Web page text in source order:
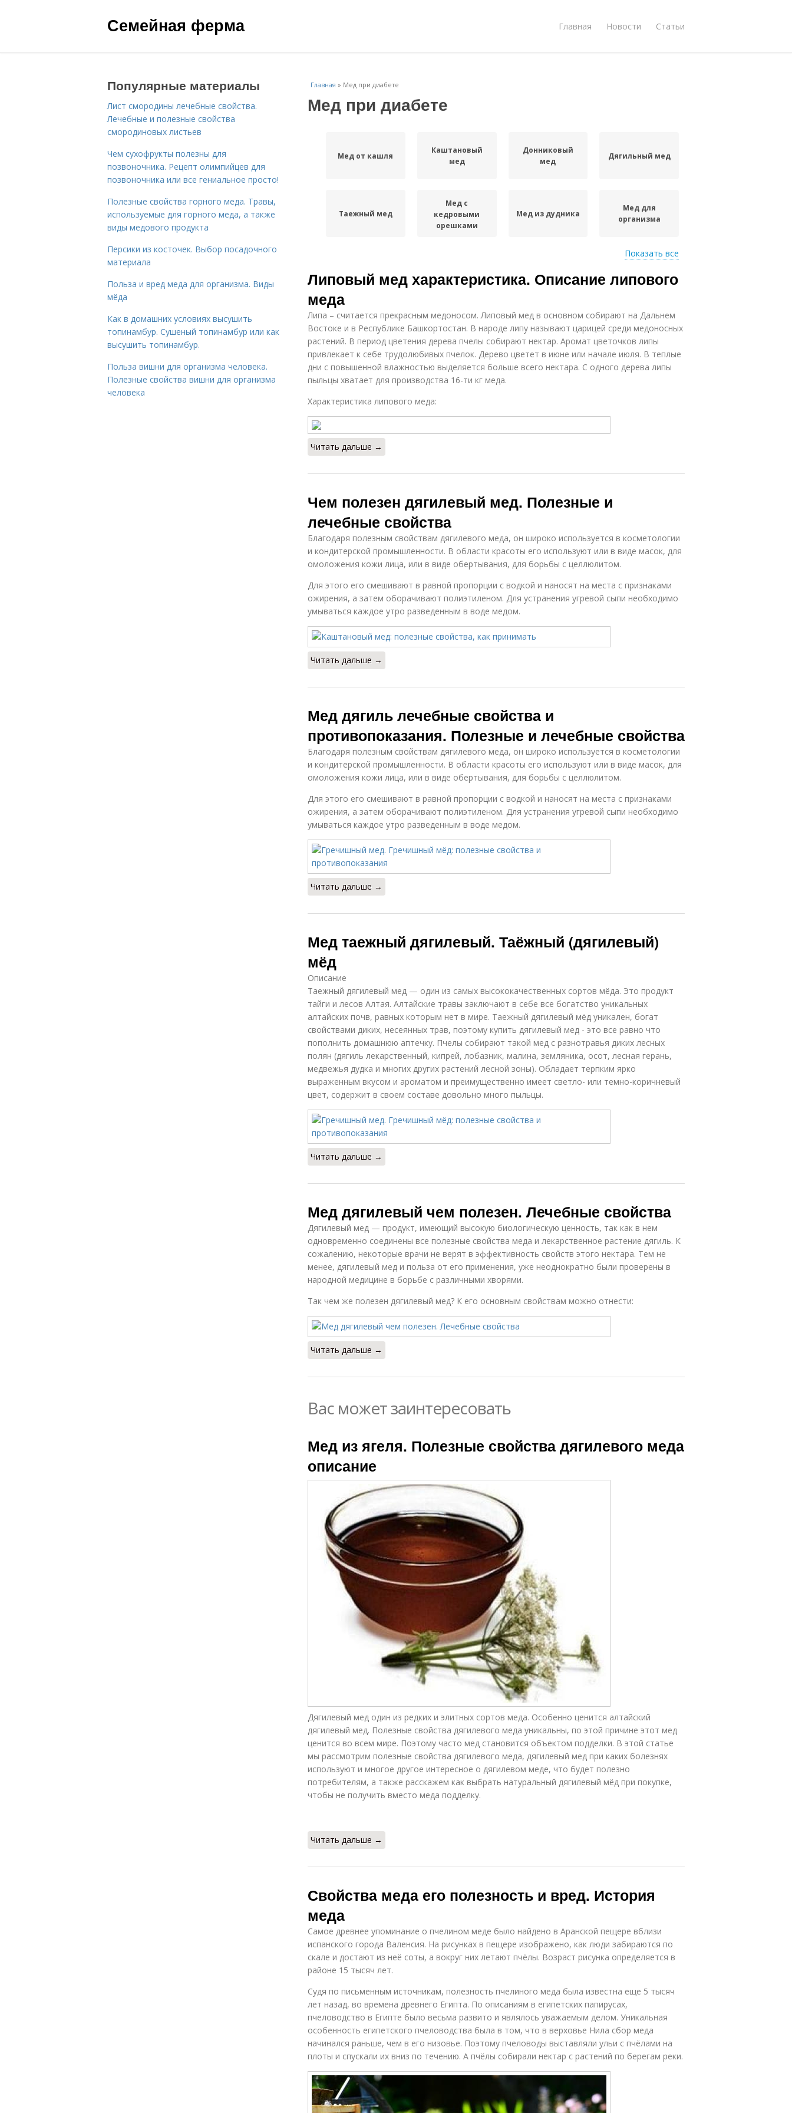
Семейная ферма Главная Новости Статьи
Главная » Мед при диабете
Мед при диабете
Мед от кашля
Каштановый
мед
Донниковый
мед
Дягильный мед
Таежный мед
Мед с
кедровыми
орешками
Мед из дудника
Мед для
организма
Показать все
Липовый мед характеристика. Описание липового
меда
Липа – считается прекрасным медоносом. Липовый мед в основном собирают на Дальнем
Востоке и в Республике Башкортостан. В народе липу называют царицей среди медоносных
растений. В период цветения дерева пчелы собирают нектар. Аромат цветочков липы
привлекает к себе трудолюбивых пчелок. Дерево цветет в июне или начале июля. В теплые
дни с повышенной влажностью выделяется больше всего нектара. С одного дерева липы
пыльцы хватает для производства 16-ти кг меда.
Характеристика липового меда:
Читать дальше →
Чем полезен дягилевый мед. Полезные и
лечебные свойства
Благодаря полезным свойствам дягилевого меда, он широко используется в косметологии
и кондитерской промышленности. В области красоты его используют или в виде масок, для
омоложения кожи лица, или в виде обертывания, для борьбы с целлюлитом.
Для этого его смешивают в равной пропорции с водкой и наносят на места с признаками
ожирения, а затем оборачивают полиэтиленом. Для устранения угревой сыпи необходимо
умываться каждое утро разведенным в воде медом.
Читать дальше →
Мед дягиль лечебные свойства и
противопоказания. Полезные и лечебные свойства
Благодаря полезным свойствам дягилевого меда, он широко используется в косметологии
и кондитерской промышленности. В области красоты его используют или в виде масок, для
омоложения кожи лица, или в виде обертывания, для борьбы с целлюлитом.
Для этого его смешивают в равной пропорции с водкой и наносят на места с признаками
ожирения, а затем оборачивают полиэтиленом. Для устранения угревой сыпи необходимо
умываться каждое утро разведенным в воде медом.
Читать дальше →
Мед таежный дягилевый. Таёжный (дягилевый)
мёд
Описание
Таежный дягилевый мед — один из самых высококачественных сортов мёда. Это продукт
тайги и лесов Алтая. Алтайские травы заключают в себе все богатство уникальных
алтайских почв, равных которым нет в мире. Таежный дягилевый мёд уникален, богат
свойствами диких, несеянных трав, поэтому купить дягилевый мед - это все равно что
пополнить домашнюю аптечку. Пчелы собирают такой мед с разнотравья диких лесных
полян (дягиль лекарственный, кипрей, лобазник, малина, земляника, осот, лесная герань,
медвежья дудка и многих других растений лесной зоны). Обладает терпким ярко
выраженным вкусом и ароматом и преимущественно имеет светло- или темно-коричневый
цвет, содержит в своем составе довольно много пыльцы.
Читать дальше →
Мед дягилевый чем полезен. Лечебные свойства
Дягилевый мед — продукт, имеющий высокую биологическую ценность, так как в нем
одновременно соединены все полезные свойства меда и лекарственное растение дягиль. К
сожалению, некоторые врачи не верят в эффективность свойств этого нектара. Тем не
менее, дягилевый мед и польза от его применения, уже неоднократно были проверены в
народной медицине в борьбе с различными хворями.
Так чем же полезен дягилевый мед? К его основным свойствам можно отнести:
Читать дальше →
Вас может заинтересовать
Мед из ягеля. Полезные свойства дягилевого меда
описание
Дягилевый мед один из редких и элитных сортов меда. Особенно ценится алтайский
дягилевый мед. Полезные свойства дягилевого меда уникальны, по этой причине этот мед
ценится во всем мире. Поэтому часто мед становится объектом подделки. В этой статье
мы рассмотрим полезные свойства дягилевого меда, дягилевый мед при каких болезнях
используют и многое другое интересное о дягилевом меде, что будет полезно
потребителям, а также расскажем как выбрать натуральный дягилевый мёд при покупке,
чтобы не получить вместо меда подделку.
Читать дальше →
Свойства меда его полезность и вред. История
меда
Самое древнее упоминание о пчелином меде было найдено в Аранской пещере вблизи
испанского города Валенсия. На рисунках в пещере изображено, как люди забираются по
скале и достают из неё соты, а вокруг них летают пчёлы. Возраст рисунка определяется в
районе 15 тысяч лет.
Судя по письменным источникам, полезность пчелиного меда была известна еще 5 тысяч
лет назад, во времена древнего Египта. По описаниям в египетских папирусах,
пчеловодство в Египте было весьма развито и являлось уважаемым делом. Уникальная
особенность египетского пчеловодства была в том, что в верховье Нила сбор меда
начинался раньше, чем в его низовье. Поэтому пчеловоды выставляли ульи с пчёлами на
плоты и спускали их вниз по течению. А пчёлы собирали нектар с растений по берегам реки.
Популярные материалы
Лист смородины лечебные свойства.
Лечебные и полезные свойства
смородиновых листьев
Чем сухофрукты полезны для
позвоночника. Рецепт олимпийцев для
позвоночника или все гениальное просто!
Полезные свойства горного меда. Травы,
используемые для горного меда, а также
виды медового продукта
Персики из косточек. Выбор посадочного
материала
Польза и вред меда для организма. Виды
мёда
Как в домашних условиях высушить
топинамбур. Сушеный топинамбур или как
высушить топинамбур.
Польза вишни для организма человека.
Полезные свойства вишни для организма
человека